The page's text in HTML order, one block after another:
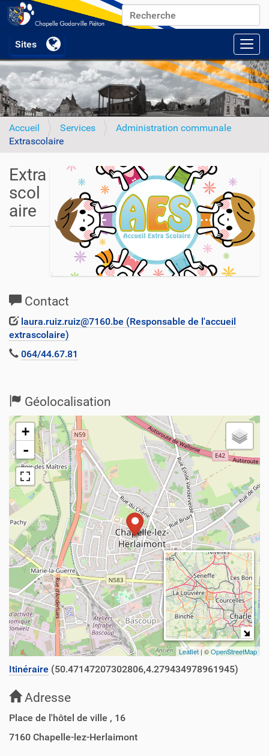
Chercher par
Recherche avancée…
Accueil Services
Administration communale
Extrascolaire
Extra
scol
aire
Contact
laura.ruiz.ruiz@7160.be (Responsable de l'accueil
extrascolaire)
064/44.67.81
Géolocalisation
+
-
Leaflet | ©OpenStreetMap
Itinéraire (50.47147207302806,4.279434978961945)
Adresse
Place de l'hôtel de ville , 16
7160 Chapelle-lez-Herlaimont